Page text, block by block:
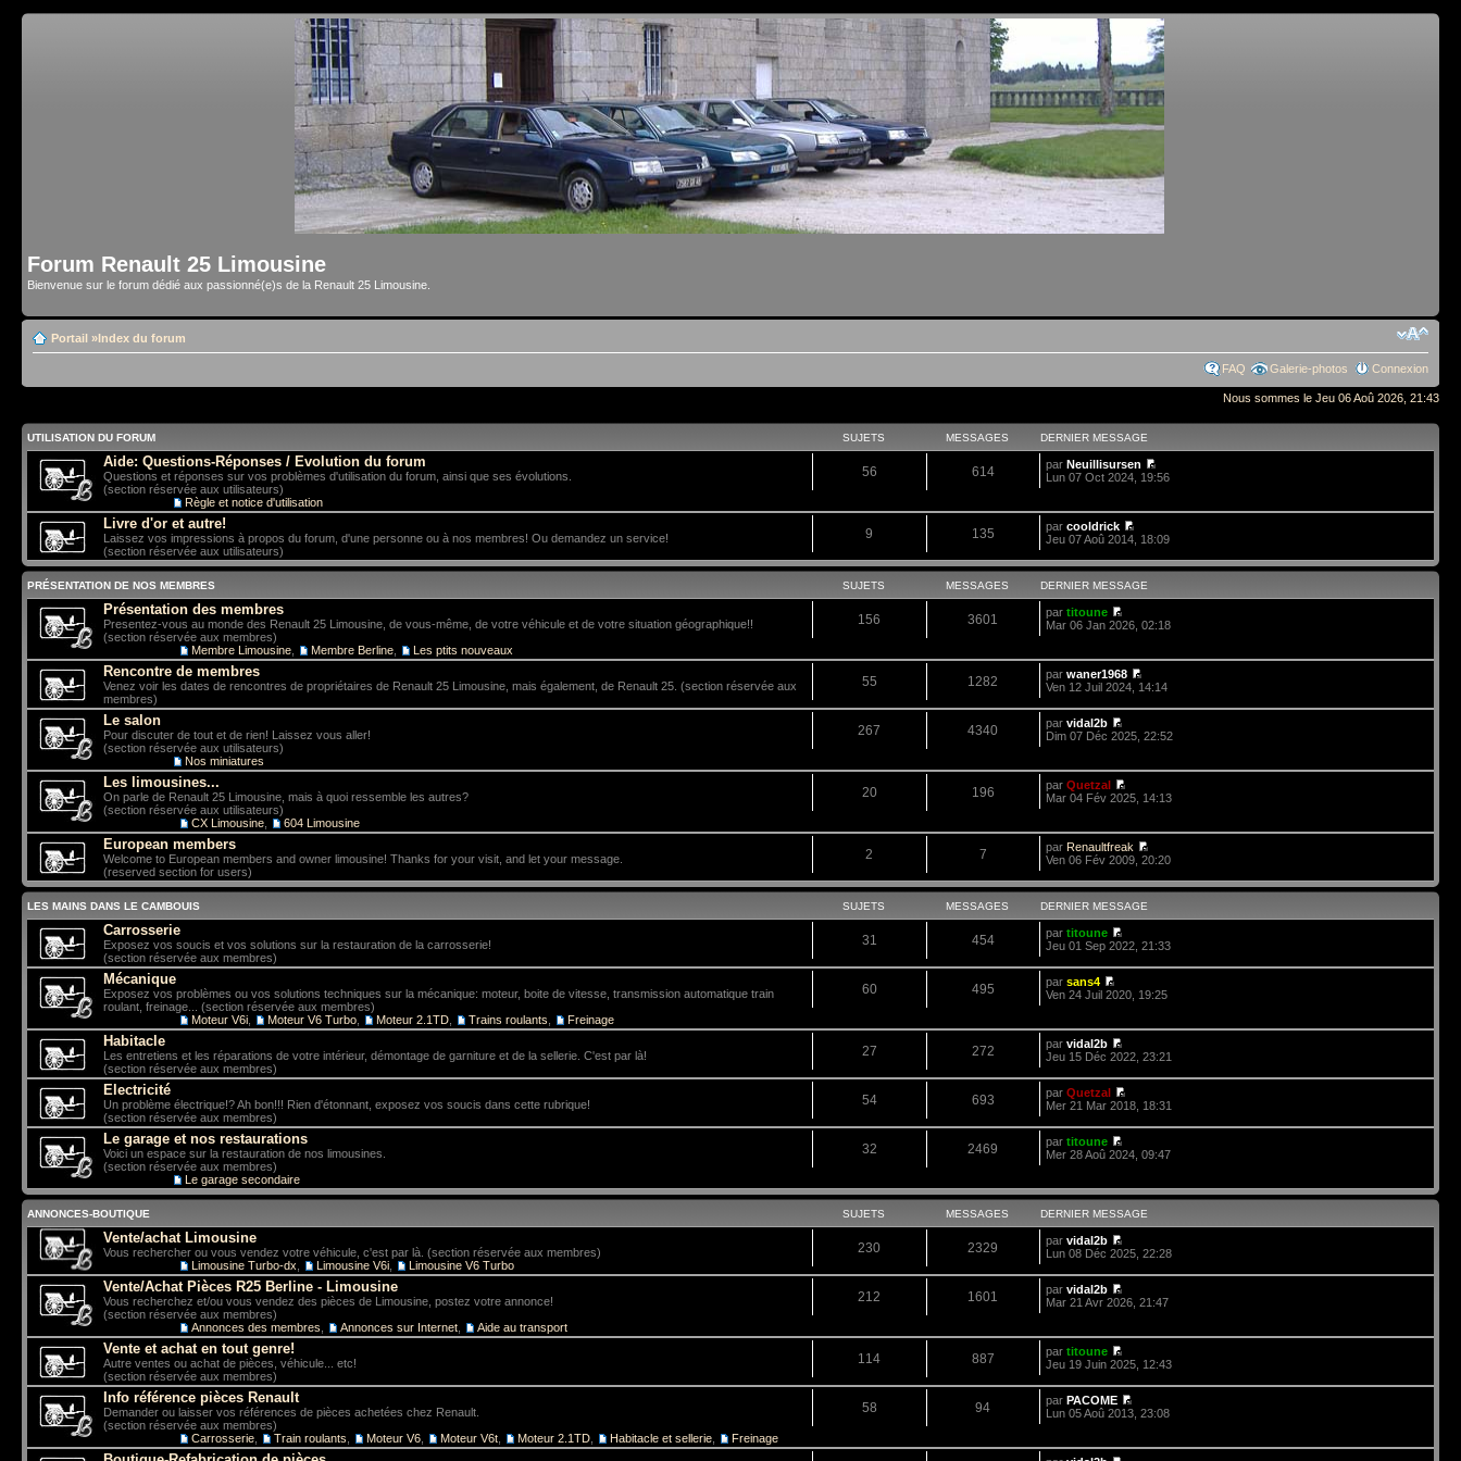
Forum Renault 25 Limousine
Bienvenue sur le forum dédié aux passionné(e)s de la Renault 25 Limousine.
Portail »Index du forum
FAQ Galerie-photos Connexion
Nous sommes le Jeu 06 Aoû 2026, 21:43
UTILISATION DU FORUM SUJETS MESSAGES DERNIER MESSAGE
Aide: Questions-Réponses / Evolution du forum
Questions et réponses sur vos problèmes d'utilisation du forum, ainsi que ses évolutions.
(section réservée aux utilisateurs)
Règle et notice d'utilisation
56 614 parNeuillisursen
Lun 07 Oct 2024, 19:56
Livre d'or et autre!
Laissez vos impressions à propos du forum, d'une personne ou à nos membres! Ou demandez un service!
(section réservée aux utilisateurs)
9 135 parcooldrick
Jeu 07 Aoû 2014, 18:09
PRÉSENTATION DE NOS MEMBRES SUJETS MESSAGES DERNIER MESSAGE
Présentation des membres
Presentez-vous au monde des Renault 25 Limousine, de vous-même, de votre véhicule et de votre situation géographique!!
(section réservée aux membres)
Membre Limousine Membre Berline Les ptits nouveaux
156 3601 partitoune
Mar 06 Jan 2026, 02:18
Rencontre de membres
Venez voir les dates de rencontres de propriétaires de Renault 25 Limousine, mais également, de Renault 25. (section réservée aux
membres)
55 1282 parwaner1968
Ven 12 Juil 2024, 14:14
Le salon
Pour discuter de tout et de rien! Laissez vous aller!
(section réservée aux utilisateurs)
Nos miniatures
267 4340 parvidal2b
Dim 07 Déc 2025, 22:52
Les limousines...
On parle de Renault 25 Limousine, mais à quoi ressemble les autres?
(section réservée aux utilisateurs)
CX Limousine 604 Limousine
20 196 parQuetzal
Mar 04 Fév 2025, 14:13
European members
Welcome to European members and owner limousine! Thanks for your visit, and let your message.
(reserved section for users)
2 7 parRenaultfreak
Ven 06 Fév 2009, 20:20
LES MAINS DANS LE CAMBOUIS SUJETS MESSAGES DERNIER MESSAGE
Carrosserie
Exposez vos soucis et vos solutions sur la restauration de la carrosserie!
(section réservée aux membres)
31 454 partitoune
Jeu 01 Sep 2022, 21:33
Mécanique
Exposez vos problèmes ou vos solutions techniques sur la mécanique: moteur, boite de vitesse, transmission automatique train
roulant, freinage... (section réservée aux membres)
Moteur V6i Moteur V6 Turbo Moteur 2.1TD Trains roulants Freinage
60 495 parsans4
Ven 24 Juil 2020, 19:25
Habitacle
Les entretiens et les réparations de votre intérieur, démontage de garniture et de la sellerie. C'est par là!
(section réservée aux membres)
27 272 parvidal2b
Jeu 15 Déc 2022, 23:21
Electricité
Un problème électrique!? Ah bon!!! Rien d'étonnant, exposez vos soucis dans cette rubrique!
(section réservée aux membres)
54 693 parQuetzal
Mer 21 Mar 2018, 18:31
Le garage et nos restaurations
Voici un espace sur la restauration de nos limousines.
(section réservée aux membres)
Le garage secondaire
32 2469 partitoune
Mer 28 Aoû 2024, 09:47
ANNONCES-BOUTIQUE SUJETS MESSAGES DERNIER MESSAGE
Vente/achat Limousine
Vous rechercher ou vous vendez votre véhicule, c'est par là. (section réservée aux membres)
Limousine Turbo-dx Limousine V6i Limousine V6 Turbo
230 2329 parvidal2b
Lun 08 Déc 2025, 22:28
Vente/Achat Pièces R25 Berline - Limousine
Vous recherchez et/ou vous vendez des pièces de Limousine, postez votre annonce!
(section réservée aux membres)
Annonces des membres Annonces sur Internet Aide au transport
212 1601 parvidal2b
Mar 21 Avr 2026, 21:47
Vente et achat en tout genre!
Autre ventes ou achat de pièces, véhicule... etc!
(section réservée aux membres)
114 887 partitoune
Jeu 19 Juin 2025, 12:43
Info référence pièces Renault
Demander ou laisser vos références de pièces achetées chez Renault.
(section réservée aux membres)
Carrosserie Train roulants Moteur V6 Moteur V6t Moteur 2.1TD Habitacle et sellerie Freinage
58 94 parPACOME
Lun 05 Aoû 2013, 23:08